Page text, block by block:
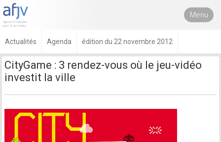
Menu
Actualités Agenda édition du 22 novembre 2012
CityGame : 3 rendez-vous où le jeu-vidéo
investit la ville